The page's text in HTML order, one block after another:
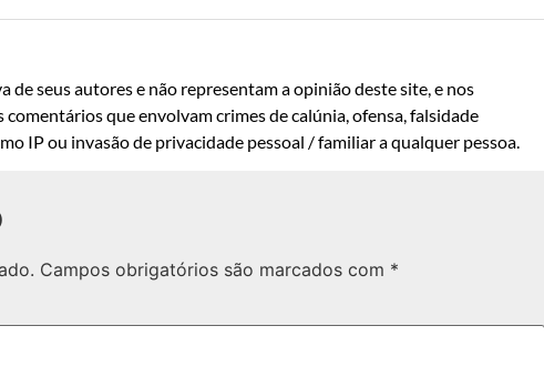
seus autores e não representam a opinião deste site, e nos
que envolvam crimes de calúnia, ofensa, falsidade
IP ou invasão de privacidade pessoal / familiar a qualquer pessoa.
Campos obrigatórios são marcados com *